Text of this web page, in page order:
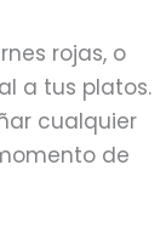
rojas, o
a tus platos.
cualquier
de